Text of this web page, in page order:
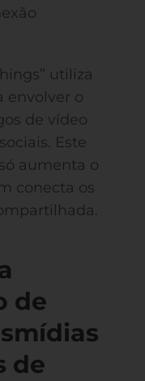
utiliza
envolver o
de vídeo
Este
aumenta o
conecta os
de
de